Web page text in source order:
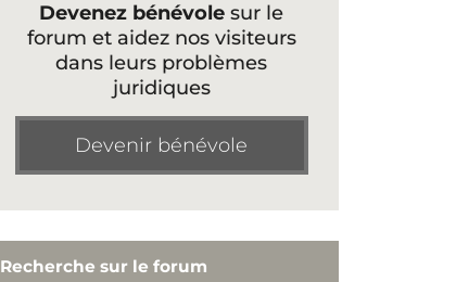
Devenez bénévole sur le
forum et aidez nos visiteurs
dans leurs problèmes
juridiques
Devenir bénévole
Recherche sur le forum